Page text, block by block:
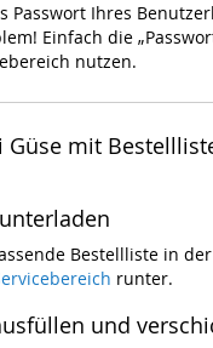
Passwort Ihres
Einfach die
nutzen.
Güse mit
Bestellliste in
runter.
und